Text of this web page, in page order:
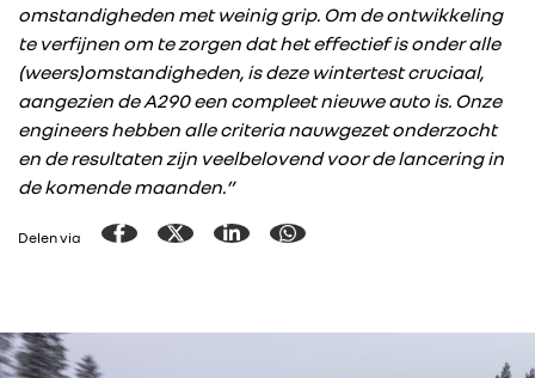
omstandigheden met weinig grip. Om de ontwikkeling
te verfijnen om te zorgen dat het effectief is onder alle
(weers)omstandigheden, is deze wintertest cruciaal,
aangezien de A290 een compleet nieuwe auto is. Onze
engineers hebben alle criteria nauwgezet onderzocht
en de resultaten zijn veelbelovend voor de lancering in
de komende maanden.”
Delen via